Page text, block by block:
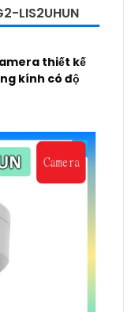
LIS2UHUN
thiết kế
kính có độ